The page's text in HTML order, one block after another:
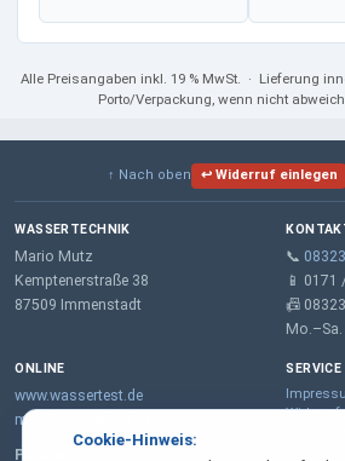
Cookie-Hinweis:
Alle Preisangaben inkl. 19 % MwSt. · Lieferung
Porto/Verpackung, wenn nicht
↑ Nach oben ↩ Widerruf einlegen
WASSERTECHNIK
Mario Mutz
Kemptenerstraße 38
87509 Immenstadt
📞
📱 0171
📠
ONLINE
www.wassertest.de
mail@wassertest.de
Partner:
SERVICE